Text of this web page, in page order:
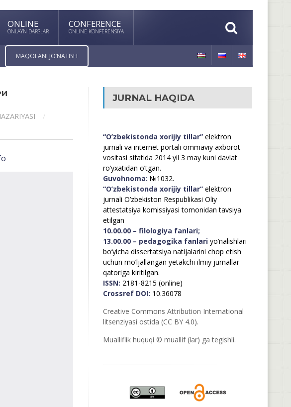
ONLINE
ONLAYN DARSLAR
CONFERENCE
ONLINE KONFERENSIYA
MAQOLANI JO’NATISH
JURNAL HAQIDA
“O’zbekistonda xorijiy tillar”elektron
jurnali va internet portali ommaviy axborot
vositasi sifatida 2014 yil 3 may kuni davlat
ro’yxatidan o’tgan.
Guvohnoma: №1032.
“O’zbekistonda xorijiy tillar”elektron
jurnali O’zbekiston Respublikasi Oliy
attestatsiya komissiyasi tomonidan tavsiya
etilgan
10.00.00 – filologiya fanlari;
13.00.00 – pedagogika fanlariyo’nalishlari
bo’yicha dissertatsiya natijalarini chop etish
uchun mo’ljallangan yetakchi ilmiy jurnallar
qatoriga kiritilgan.
ISSN: 2181-8215 (online)
Crossref DOI: 10.36078
Creative Commons Attribution International
litsenziyasi ostida (CC BY 4.0).
Mualliflik huquqi © muallif (lar) ga tegishli.